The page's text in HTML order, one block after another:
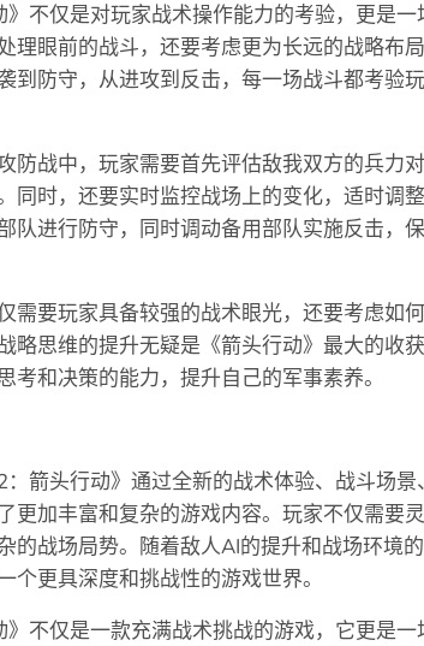
》不仅是对玩家战术操作能力的考验，更是
理眼前的战斗，还要考虑更为长远的战略布
到防守，从进攻到反击，每一场战斗都考验
防战中，玩家需要首先评估敌我双方的兵力
同时，还要实时监控战场上的变化，适时调
队进行防守，同时调动备用部队实施反击，保
需要玩家具备较强的战术眼光，还要考虑如
略思维的提升无疑是《箭头行动》最大的收
考和决策的能力，提升自己的军事素养。
箭头行动》通过全新的战术体验、战斗场
更加丰富和复杂的游戏内容。玩家不仅需要
的战场局势。随着敌人AI的提升和战场环境
个更具深度和挑战性的游戏世界。
》不仅是一款充满战术挑战的游戏，它更是